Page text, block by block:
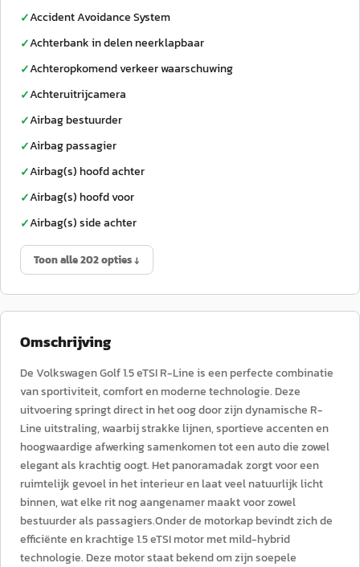
✓Accident Avoidance System
✓Achterbank in delen neerklapbaar
✓Achteropkomend verkeer waarschuwing
✓Achteruitrijcamera
✓Airbag bestuurder
✓Airbag passagier
✓Airbag(s) hoofd achter
✓Airbag(s) hoofd voor
✓Airbag(s) side achter
Toon alle 202 opties ↓
Omschrijving
De Volkswagen Golf 1.5 eTSI R-Line is een perfecte combinatie
van sportiviteit, comfort en moderne technologie. Deze
uitvoering springt direct in het oog door zijn dynamische R-
Line uitstraling, waarbij strakke lijnen, sportieve accenten en
hoogwaardige afwerking samenkomen tot een auto die zowel
elegant als krachtig oogt. Het panoramadak zorgt voor een
ruimtelijk gevoel in het interieur en laat veel natuurlijk licht
binnen, wat elke rit nog aangenamer maakt voor zowel
bestuurder als passagiers.Onder de motorkap bevindt zich de
efficiënte en krachtige 1.5 eTSI motor met mild-hybrid
technologie. Deze motor staat bekend om zijn soepele